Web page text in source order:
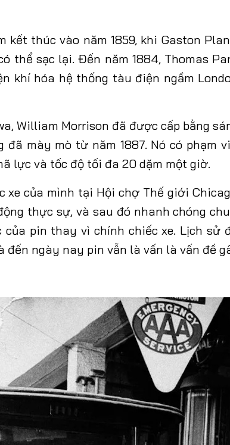
kết thúc vào năm 1859, khi Gaston
thể sạc lại. Đến năm 1884, Thomas
khí hóa hệ thống tàu điện ngầm
William Morrison đã được cấp bằng
đã mày mò từ năm 1887. Nó có phạm
lực và tốc độ tối đa 20 dặm một giờ.
xe của mình tại Hội chợ Thế giới
thực sự, và sau đó nhanh chóng
của pin thay vì chính chiếc xe. Lịch sử
đến ngày nay pin vẫn là vấn là vấn đề